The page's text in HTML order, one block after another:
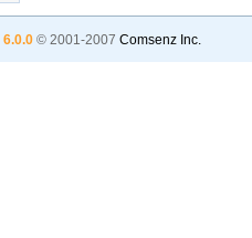
6.0.0© 2001-2007 Comsenz Inc.